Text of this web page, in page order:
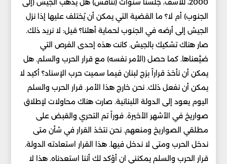
2000، للأسف، جلسنا سنوات (نناقش) هل يذهب الجيش (إلى
الجنوب) أم لا؟ ما القضية التي يمكن أن يُختلف عليها إذا نزل
الجيش إلى أرضه في الجنوب لحماية أهلنا؟ قيل: لا نريد ذلك.
صار هناك تشكيك بالجيش. كانت هذه إحدى الفرص التي
ضيَّعناها. كما حصل (الأمر نفسه) مع قرار الحرب والسلم. هل
يمكن أن نأخذ قراراً بزج لبنان فيما سميت حرب الإسناد؟ أكيد لا
يمكن أن نفعل ذلك. نحن خارج هذا الأمر. قرار الحرب والسلم
اليوم يعود إلى الدولة اللبنانية. صارت هناك محاولات لإطلاق
صواريخ في الأشهر الأخيرة. فوراً تم التحري والقبض على
مطلقي الصواريخ ومنعهم. نحن نتخذ القرار في شأن متى
ندخل الحرب ومتى لا ندخل فيها. هذا القرار استعادته الدولة.
قرار الحرب والسلم يمكنني ان أؤكد لك أننا استعدناه. هذا لا